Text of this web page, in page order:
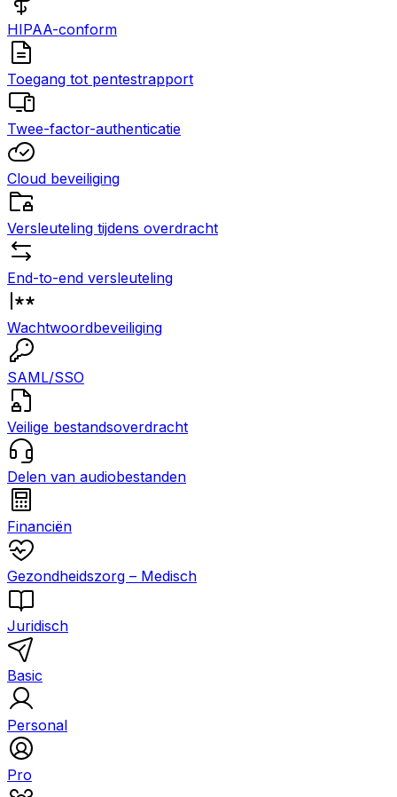
HIPAA-conform
Toegang tot pentestrapport
Twee-factor-authenticatie
Cloud beveiliging
Versleuteling tijdens overdracht
End-to-end versleuteling
Wachtwoordbeveiliging
SAML/SSO
Veilige bestandsoverdracht
Delen van audiobestanden
Financiën
Gezondheidszorg – Medisch
Juridisch
Basic
Personal
Pro